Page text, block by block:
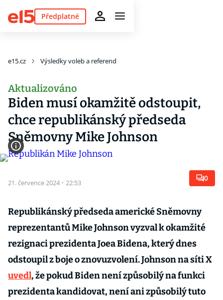
Předplatné
e15.cz Výsledky voleb a referend
Aktualizováno
Biden musí okamžitě odstoupit,
chce republikánský předseda
Sněmovny Mike Johnson
21. července 2024 · 22:53 0
Republikánský předseda americké Sněmovny
reprezentantů Mike Johnson vyzval k okamžité
rezignaci prezidenta Joea Bidena, který dnes
odstoupil z boje o znovuzvolení. Johnson na síti X
uvedl, že pokud Biden není způsobilý na funkci
prezidenta kandidovat, není ani způsobilý tuto